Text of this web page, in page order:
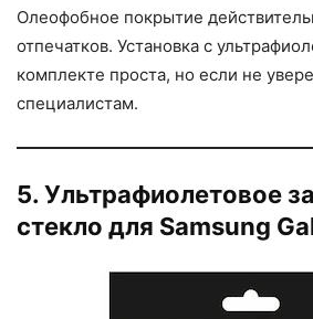
Олеофобное покрытие
отпечатков. Установка с
комплекте проста, но если не
специалистам.
5. Ультрафиолетовое
стекло для Samsung